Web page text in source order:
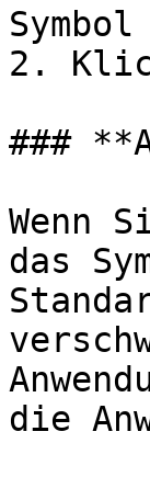
2.
###
Wenn
das
die